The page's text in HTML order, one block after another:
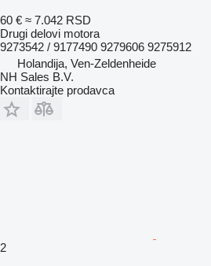
60 € ≈ 7.042 RSD
Drugi delovi motora
9273542 / 9177490 9279606 9275912
Holandija, Ven-Zeldenheide
NH Sales B.V.
Kontaktirajte prodavca
2